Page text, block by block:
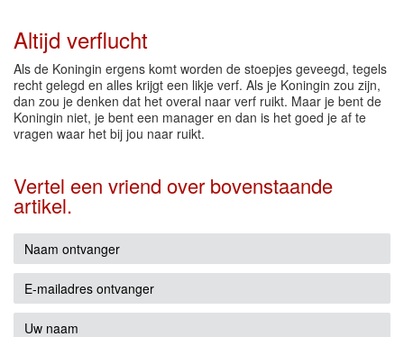
Altijd verflucht
Als de Koningin ergens komt worden de stoepjes geveegd, tegels
recht gelegd en alles krijgt een likje verf. Als je Koningin zou zijn,
dan zou je denken dat het overal naar verf ruikt. Maar je bent de
Koningin niet, je bent een manager en dan is het goed je af te
vragen waar het bij jou naar ruikt.
Vertel een vriend over bovenstaande
artikel.